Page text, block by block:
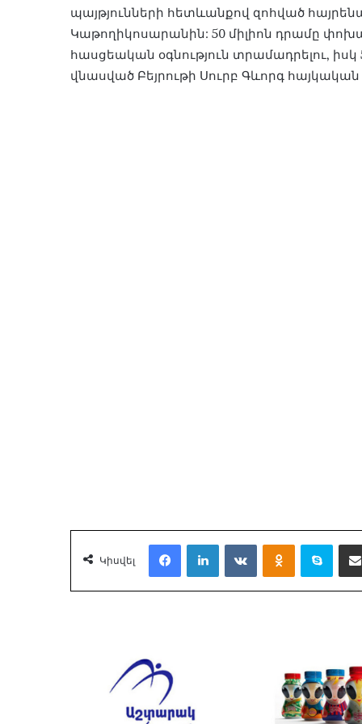
պայթյունների հետևանքով զոհված
Կաթողիկոսարանին: 50 միլիոն դրամը
հասցեական օգնություն տրամադրելու, իսկ
վնասված Բեյրութի Սուրբ Գևորգ
Կիսվել
FacebookLinkedInVKontakte Skype